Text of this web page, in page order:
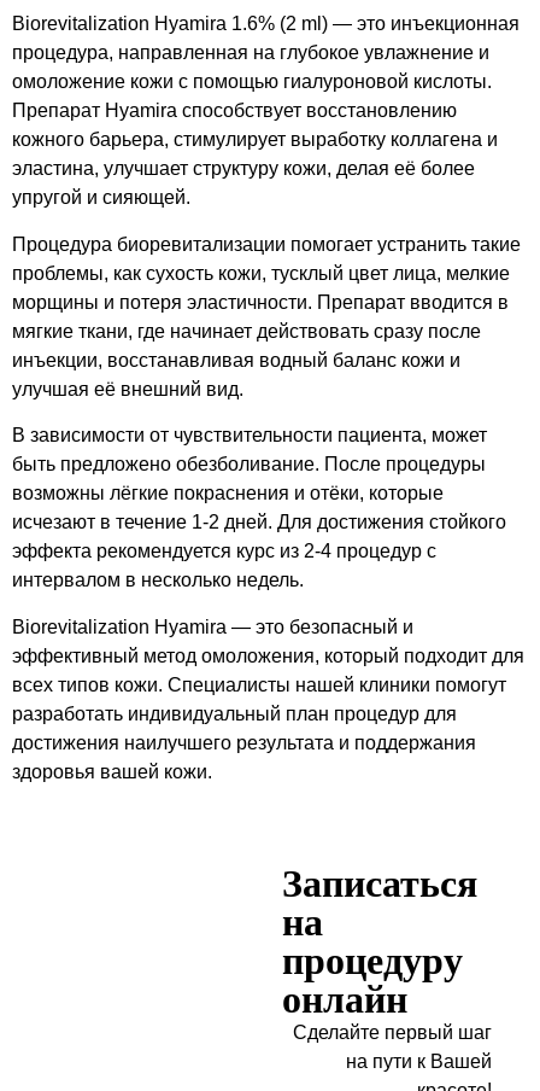
Biorevitalization Hyamira 1.6% (2 ml) — это инъекционная
процедура, направленная на глубокое увлажнение и
омоложение кожи с помощью гиалуроновой кислоты.
Препарат Hyamira способствует восстановлению
кожного барьера, стимулирует выработку коллагена и
эластина, улучшает структуру кожи, делая её более
упругой и сияющей.
Процедура биоревитализации помогает устранить такие
проблемы, как сухость кожи, тусклый цвет лица, мелкие
морщины и потеря эластичности. Препарат вводится в
мягкие ткани, где начинает действовать сразу после
инъекции, восстанавливая водный баланс кожи и
улучшая её внешний вид.
В зависимости от чувствительности пациента, может
быть предложено обезболивание. После процедуры
возможны лёгкие покраснения и отёки, которые
исчезают в течение 1-2 дней. Для достижения стойкого
эффекта рекомендуется курс из 2-4 процедур с
интервалом в несколько недель.
Biorevitalization Hyamira — это безопасный и
эффективный метод омоложения, который подходит для
всех типов кожи. Специалисты нашей клиники помогут
разработать индивидуальный план процедур для
достижения наилучшего результата и поддержания
здоровья вашей кожи.
Записаться
на
процедуру
онлайн
Сделайте первый шаг
на пути к Вашей